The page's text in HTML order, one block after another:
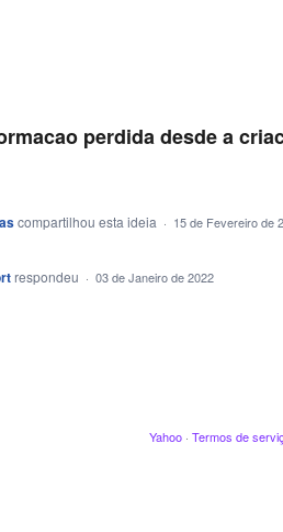
perdida desde a
compartilhou esta ideia · 15 de Fevereiro de
respondeu · 03 de Janeiro de 2022
Yahoo · Termos de